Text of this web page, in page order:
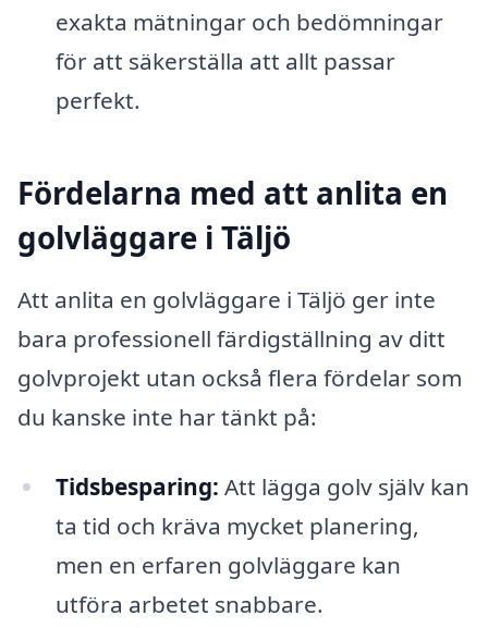
exakta mätningar och bedömningar
för att säkerställa att allt passar
perfekt.
Fördelarna med att anlita en
golvläggare i Täljö
Att anlita en golvläggare i Täljö ger inte
bara professionell färdigställning av ditt
golvprojekt utan också flera fördelar som
du kanske inte har tänkt på:
Tidsbesparing: Att lägga golv själv kan
ta tid och kräva mycket planering,
men en erfaren golvläggare kan
utföra arbetet snabbare.